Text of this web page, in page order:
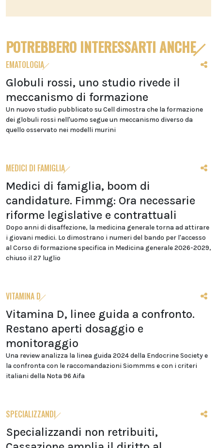
POTREBBERO INTERESSARTI ANCHE
EMATOLOGIA
Globuli rossi, uno studio rivede il
meccanismo di formazione
Un nuovo studio pubblicato su Cell dimostra che la formazione
dei globuli rossi nell'uomo segue un meccanismo diverso da
quello osservato nei modelli murini
MEDICI DI FAMIGLIA
Medici di famiglia, boom di
candidature. Fimmg: Ora necessarie
riforme legislative e contrattuali
Dopo anni di disaffezione, la medicina generale torna ad attirare
i giovani medici. Lo dimostrano i numeri del bando per l'accesso
al Corso di formazione specifica in Medicina generale 2026-2029,
chiuso il 27 luglio
VITAMINA D
Vitamina D, linee guida a confronto.
Restano aperti dosaggio e
monitoraggio
Una review analizza la linea guida 2024 della Endocrine Society e
la confronta con le raccomandazioni Siommms e con i criteri
italiani della Nota 96 Aifa
SPECIALIZZANDI
Specializzandi non retribuiti,